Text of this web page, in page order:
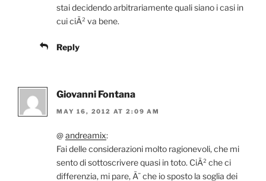
stai decidendo arbitrariamente quali siano i casi in
cui ciÃ² va bene.
Reply
Giovanni Fontana
MAY 16, 2012 AT 2:09 AM
@andreamix:
Fai delle considerazioni molto ragionevoli, che mi
sento di sottoscrivere quasi in toto. CiÃ² che ci
differenzia, mi pare, Ã¨ che io sposto la soglia dei